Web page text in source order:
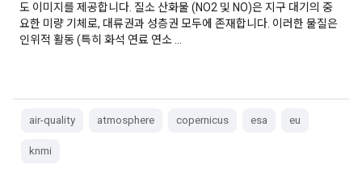
도 이미지를 제공합니다. 질소 산화물 (NO2 및 NO)은 지구 대기의 중
요한 미량 기체로, 대류권과 성층권 모두에 존재합니다. 이러한 물질은
인위적 활동 (특히 화석 연료 연소 …
air-quality atmosphere copernicus esa eu
knmi